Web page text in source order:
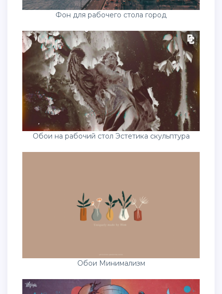
Фон для рабочего стола город
Обои на рабочий стол Эстетика скульптура
Обои Минимализм